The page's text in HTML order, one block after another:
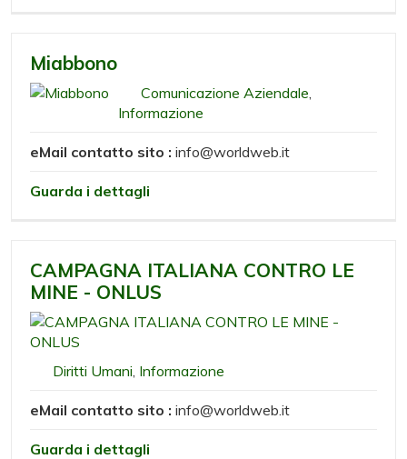
Miabbono
Comunicazione Aziendale
Informazione
eMail contatto sito : info@worldweb.it
Guarda i dettagli
CAMPAGNA ITALIANA CONTRO LE
MINE - ONLUS
Diritti Umani Informazione
eMail contatto sito : info@worldweb.it
Guarda i dettagli